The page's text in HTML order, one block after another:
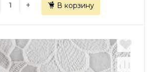
+ В корзину